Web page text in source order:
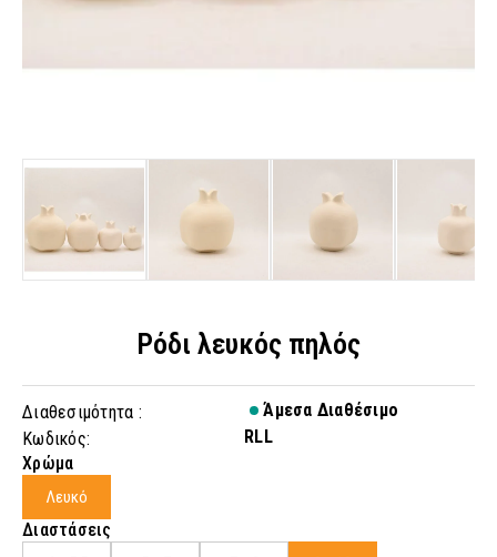
Ρόδι λευκός πηλός
Διαθεσιμότητα :
Άμεσα Διαθέσιμο
Κωδικός:
RLL
Χρώμα
Λευκό
Διαστάσεις